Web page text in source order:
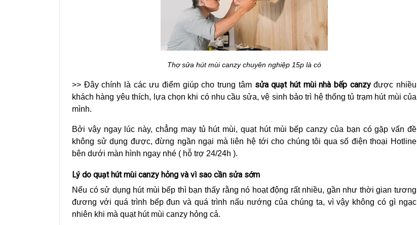
Thợ sửa hút mùi canzy chuyên nghiệp 15p là có
>> Đây chính là các ưu điểm giúp cho trung tâm sửa quạt hút mùi nhà bếp canzyđược nhiều
khách hàng yêu thích, lựa chọn khi có nhu cầu sửa, vệ sinh bảo trì hệ thống tủ trạm hút mùi của
mình.
Bởi vậy ngay lúc này, chẳng may tủ hút mùi, quạt hút mùi bếp canzy của bạn có gặp vấn đề
không sử dụng được, đừng ngần ngại mà liên hệ tới cho chúng tôi qua số điện thoại Hotline
bên dưới màn hình ngay nhé ( hỗ trợ 24/24h ).
Lý do quạt hút mùi canzy hỏng và vì sao cần sửa sớm
Nếu có sử dụng hút mùi bếp thì bạn thấy rằng nó hoạt động rất nhiều, gần như thời gian tương
đương với quá trình bếp đun và quá trình nấu nướng của chúng ta, vì vậy không có gì ngạc
nhiên khi mà quạt hút mùi canzy hỏng cả.